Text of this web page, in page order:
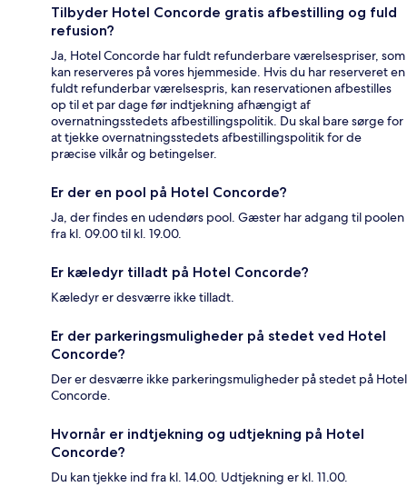
Tilbyder Hotel Concorde gratis afbestilling og fuld
refusion?
Ja, Hotel Concorde har fuldt refunderbare værelsespriser, som
kan reserveres på vores hjemmeside. Hvis du har reserveret en
fuldt refunderbar værelsespris, kan reservationen afbestilles
op til et par dage før indtjekning afhængigt af
overnatningsstedets afbestillingspolitik. Du skal bare sørge for
at tjekke overnatningsstedets afbestillingspolitik for de
præcise vilkår og betingelser.
Er der en pool på Hotel Concorde?
Ja, der findes en udendørs pool. Gæster har adgang til poolen
fra kl. 09.00 til kl. 19.00.
Er kæledyr tilladt på Hotel Concorde?
Kæledyr er desværre ikke tilladt.
Er der parkeringsmuligheder på stedet ved Hotel
Concorde?
Der er desværre ikke parkeringsmuligheder på stedet på Hotel
Concorde.
Hvornår er indtjekning og udtjekning på Hotel
Concorde?
Du kan tjekke ind fra kl. 14.00. Udtjekning er kl. 11.00.